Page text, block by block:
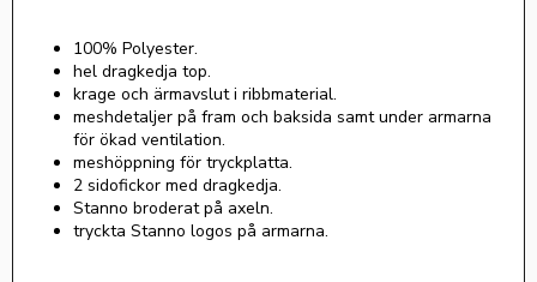
100% Polyester.
hel dragkedja top.
krage och ärmavslut i ribbmaterial.
meshdetaljer på fram och baksida samt under armarna
för ökad ventilation.
meshöppning för tryckplatta.
2 sidofickor med dragkedja.
Stanno broderat på axeln.
tryckta Stanno logos på armarna.